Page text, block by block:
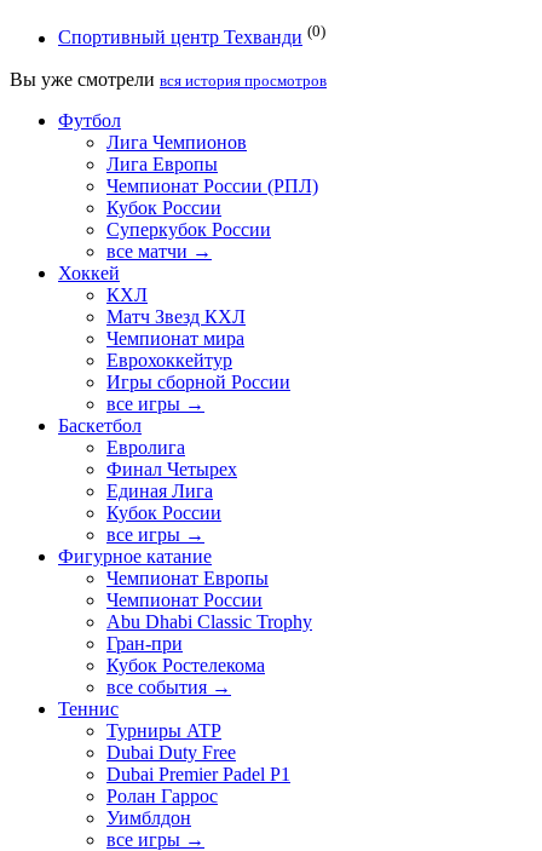
Спортивный центр Техванди (0)
Вы уже смотрели вся история просмотров
Футбол
Лига Чемпионов
Лига Европы
Чемпионат России (РПЛ)
Кубок России
Суперкубок России
все матчи →
Хоккей
КХЛ
Матч Звезд КХЛ
Чемпионат мира
Еврохоккейтур
Игры сборной России
все игры →
Баскетбол
Евролига
Финал Четырех
Единая Лига
Кубок России
все игры →
Фигурное катание
Чемпионат Европы
Чемпионат России
Abu Dhabi Classic Trophy
Гран-при
Кубок Ростелекома
все события →
Теннис
Турниры ATP
Dubai Duty Free
Dubai Premier Padel P1
Ролан Гаррос
Уимблдон
все игры →